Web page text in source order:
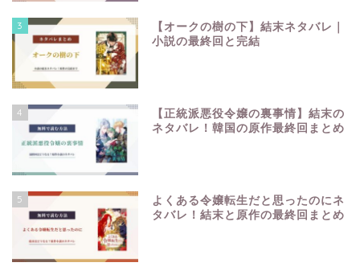
3
【オークの樹の下】結末ネタバレ｜
小説の最終回と完結
4
【正統派悪役令嬢の裏事情】結末の
ネタバレ！韓国の原作最終回まとめ
5
よくある令嬢転生だと思ったのにネ
タバレ！結末と原作の最終回まとめ